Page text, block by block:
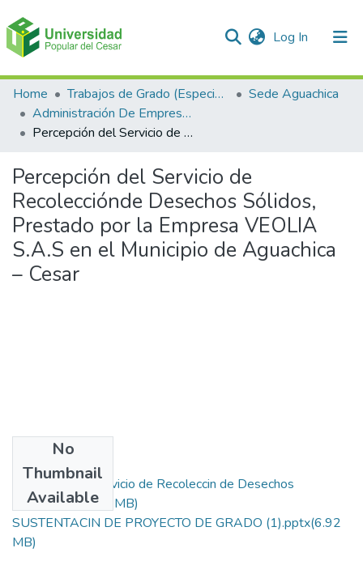
Log In (current)
Communities & Collections
All of DSpace
Home Trabajos de Grado (Especializaciones y Pregrados)
Sede Aguachica
Administración De Empresas
Percepción del Servicio de Recolecciónde Desechos Sólidos, Prestado por la Empresa VEOLIA S.A.S en el Municipio de Aguachica – Cesar
Percepción del Servicio de
Recolecciónde Desechos Sólidos,
Prestado por la Empresa VEOLIA
S.A.S en el Municipio de Aguachica
– Cesar
No
Thumbnail
Available
Percepcin del Servicio de Recoleccin de Desechos
Soidos.docx(7.56 MB)
SUSTENTACIN DE PROYECTO DE GRADO (1).pptx(6.92
MB)